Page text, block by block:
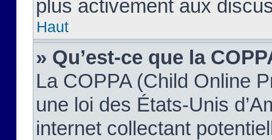
plus activement aux
Haut
» Qu’est-ce que la
La COPPA (Child Online
une loi des États-Unis
internet collectant